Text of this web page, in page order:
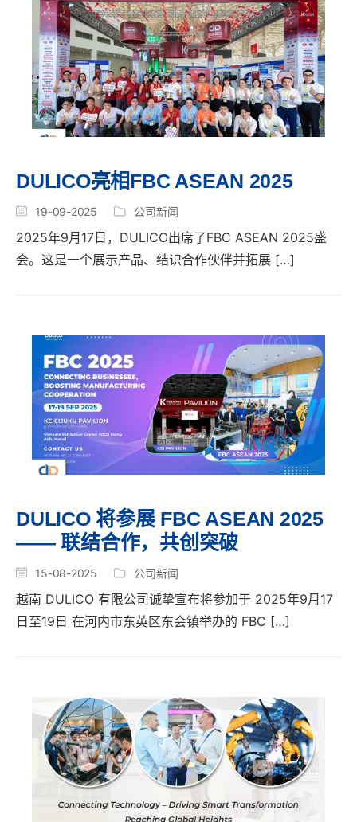
DULICO亮相FBC ASEAN 2025
19-09-2025 公司新闻
2025年9月17日，DULICO出席了FBC ASEAN 2025盛
会。这是一个展示产品、结识合作伙伴并拓展 […]
DULICO 将参展 FBC ASEAN 2025
—— 联结合作，共创突破
15-08-2025 公司新闻
越南 DULICO 有限公司诚挚宣布将参加于 2025年9月17
日至19日 在河内市东英区东会镇举办的 FBC […]